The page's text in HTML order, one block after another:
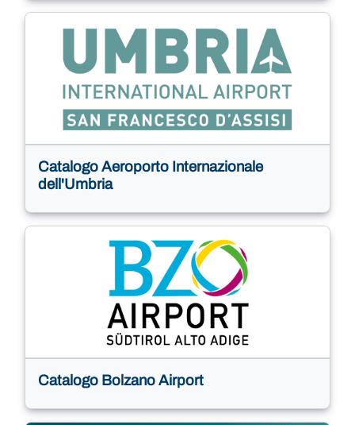
Catalogo Aeroporto Internazionale
dell'Umbria
Catalogo Bolzano Airport